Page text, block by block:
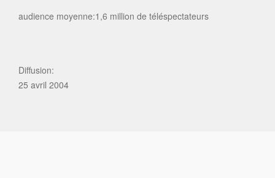
audience moyenne:1,6 million de téléspectateurs
Diffusion:
25 avril 2004